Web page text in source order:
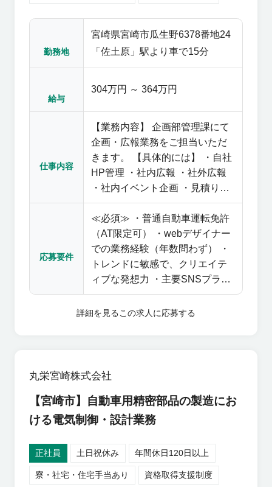
勤務地
宮崎県宮崎市瓜生野6378番地24
「佐土原」駅より車で15分
給与
304万円 ～ 364万円
仕事内容
【業務内容】 企画部管理課にて
企画・広報業務をご担当いただ
きます。 【具体的には】 ・自社
HP管理 ・社内広報 ・社外広報
・社内イベント企画 ・見積り業
務 ・新たな社内制度導入 ◎配属
部署について 企画部管理課 15
名（女性5名、男性10名、30代
～50代活躍中）
応募要件
≪必須≫ ・普通自動車運転免許
（AT限定可） ・webデザイナー
での業務経験（年数問わず） ・
トレンドに敏感で、クリエイテ
ィブな発想力 ・主要SNSプラッ
トフォーム（IG, FB, X,
youtube）の運用知識 ≪歓迎≫
詳細を見るこの求人に応募する
丸栄宮崎株式会社
【宮崎市】自動車用精密部品の製造にお
ける電気制御・設計業務
正社員 土日祝休み 年間休日120日以上
寮・社宅・住宅手当あり 資格取得支援制度